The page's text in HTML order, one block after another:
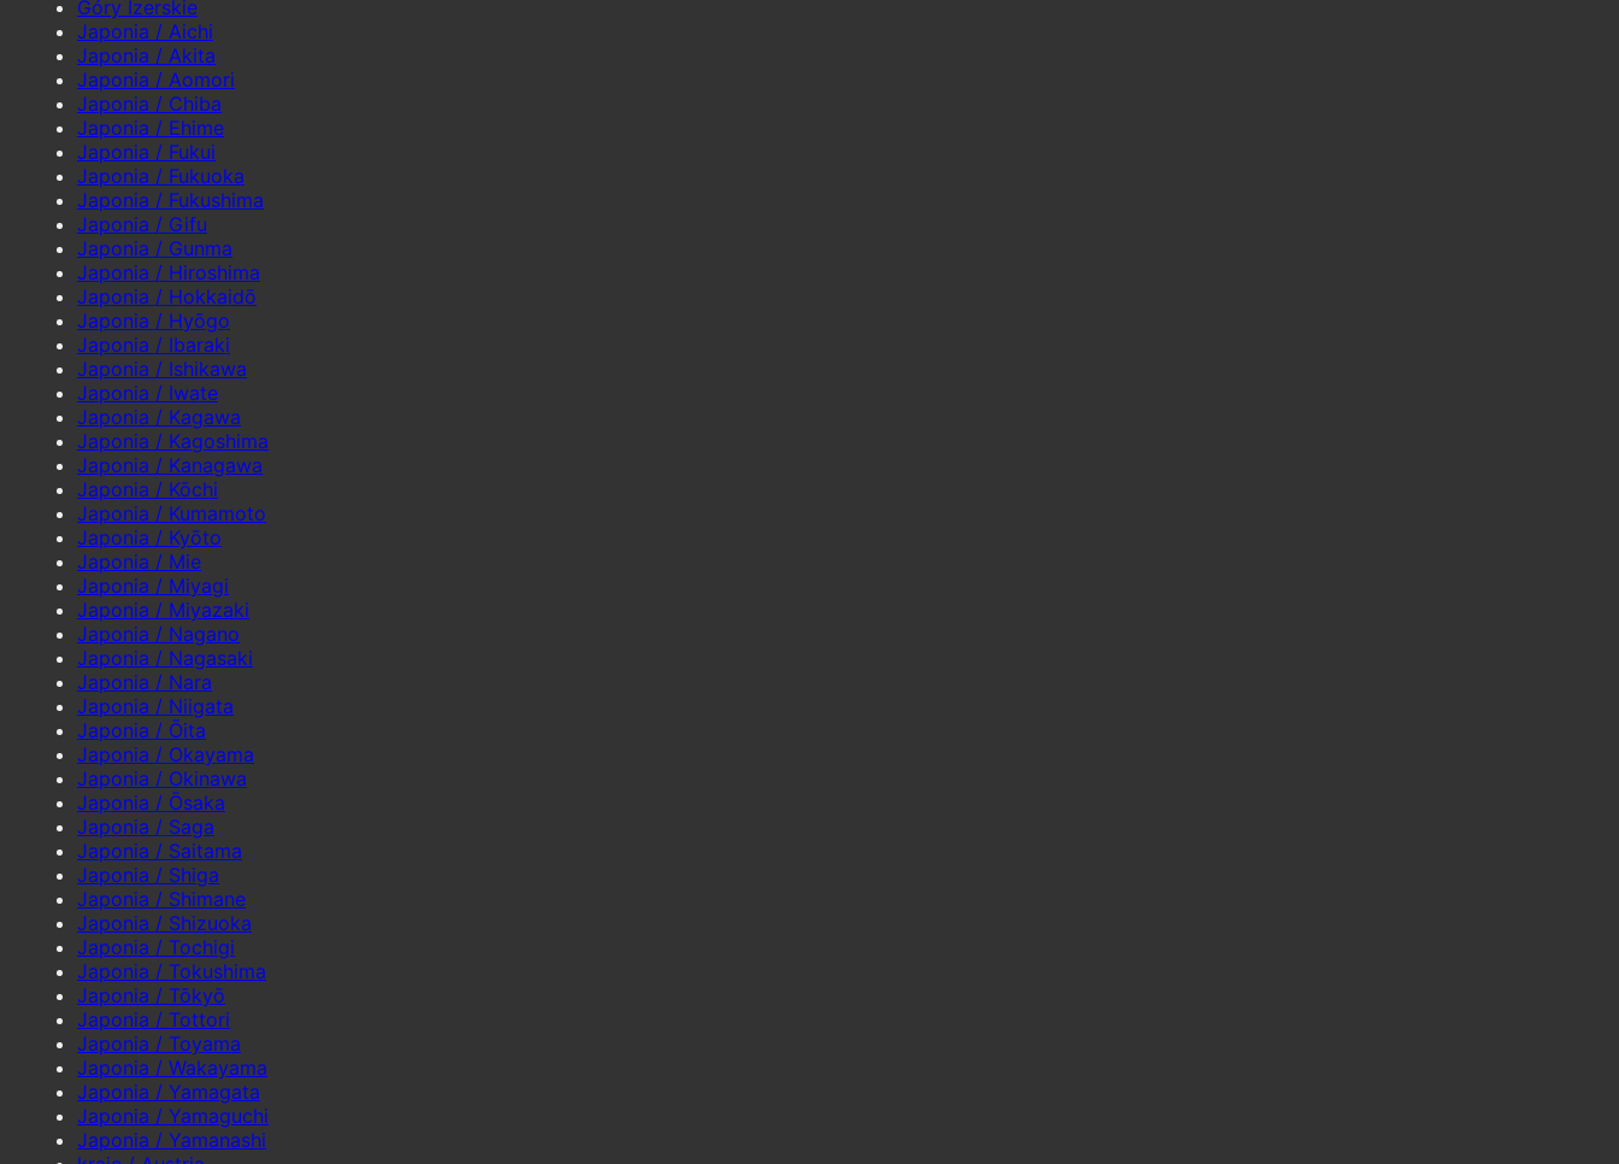
Góry Izerskie
Japonia / Aichi
Japonia / Akita
Japonia / Aomori
Japonia / Chiba
Japonia / Ehime
Japonia / Fukui
Japonia / Fukuoka
Japonia / Fukushima
Japonia / Gifu
Japonia / Gunma
Japonia / Hiroshima
Japonia / Hokkaidō
Japonia / Hyōgo
Japonia / Ibaraki
Japonia / Ishikawa
Japonia / Iwate
Japonia / Kagawa
Japonia / Kagoshima
Japonia / Kanagawa
Japonia / Kōchi
Japonia / Kumamoto
Japonia / Kyōto
Japonia / Mie
Japonia / Miyagi
Japonia / Miyazaki
Japonia / Nagano
Japonia / Nagasaki
Japonia / Nara
Japonia / Niigata
Japonia / Ōita
Japonia / Okayama
Japonia / Okinawa
Japonia / Ōsaka
Japonia / Saga
Japonia / Saitama
Japonia / Shiga
Japonia / Shimane
Japonia / Shizuoka
Japonia / Tochigi
Japonia / Tokushima
Japonia / Tōkyō
Japonia / Tottori
Japonia / Toyama
Japonia / Wakayama
Japonia / Yamagata
Japonia / Yamaguchi
Japonia / Yamanashi